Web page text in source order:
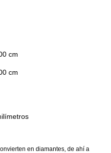
cm
cm
en diamantes, de ahí a